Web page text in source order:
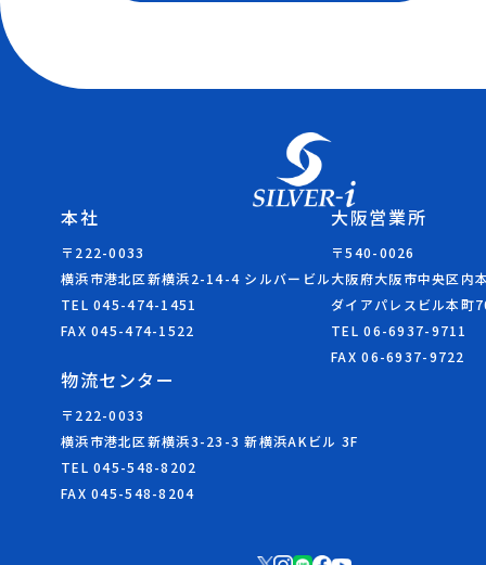
本社
〒222-0033
横浜市港北区新横浜2-14-4 シルバービル
TEL 045-474-1451
FAX 045-474-1522
大阪営業所
〒540-0026
大阪府大阪市中央区内
ダイアパレスビル本町
TEL 06-6937-9711
FAX 06-6937-9722
物流センター
〒222-0033
横浜市港北区新横浜3-23-3 新横浜AKビル 3F
TEL 045-548-8202
FAX 045-548-8204